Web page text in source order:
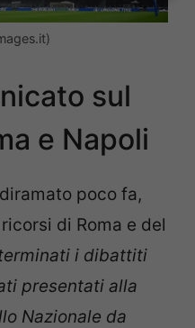
sul
e Napoli
poco fa,
di Roma e del
i dibattiti
presentati alla
Nazionale da